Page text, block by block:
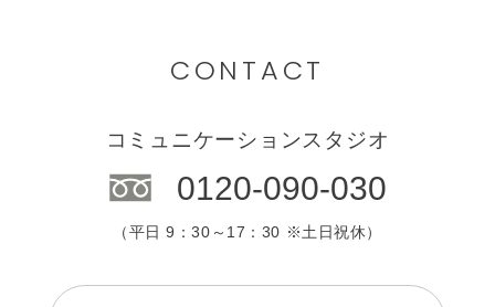
CONTACT
コミュニケーションスタジオ
0120-090-030
（平日 9：30～17：30 ※土日祝休）